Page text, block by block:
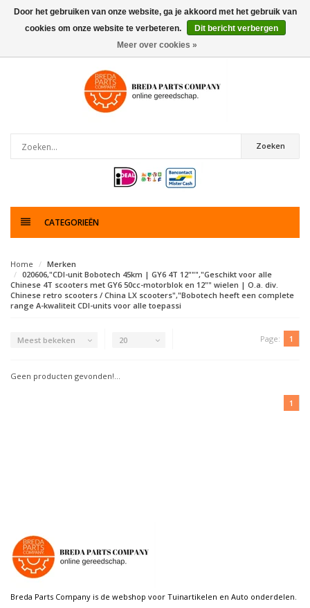
0artikelen
Zoeken
CATEGORIEËN
Home
Merken
020606,"CDI-unit Bobotech 45km | GY6 4T 12""","Geschikt voor alle
Chinese 4T scooters met GY6 50cc-motorblok en 12"" wielen | O.a. div.
Chinese retro scooters / China LX scooters","Bobotech heeft een complete
range A-kwaliteit CDI-units voor alle toepassi
Meest bekeken 20 Page: 1
Geen producten gevonden!...
1
Breda Parts Company is de webshop voor Tuinartikelen en Auto onderdelen.
Door het gebruiken van onze website, ga je akkoord met het gebruik van
cookies om onze website te verbeteren.
Dit bericht verbergen
Meer over cookies »